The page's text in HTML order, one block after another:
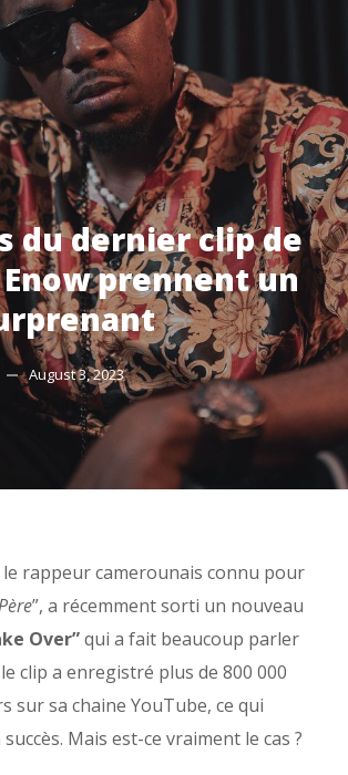
du dernier clip de
prennent un
August 3, 2023
le rappeur camerounais connu pour
”, a récemment sorti un nouveau
Over”qui a fait beaucoup parler
clip a enregistré plus de 800 000
sur sa chaine YouTube, ce qui
Mais est-ce vraiment le cas ?